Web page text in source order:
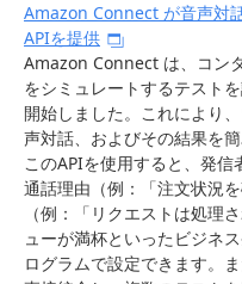
Amazon Connect が音声対
APIを提供
Amazon Connect は、コン
をシミュレートするテスト
開始しました。これにより
声対話、およびその結果を簡
このAPIを使用すると、発信
通話理由（例：「注文状況
（例：「リクエストは処理
ューが満杯といったビジネ
ログラムで設定できます。